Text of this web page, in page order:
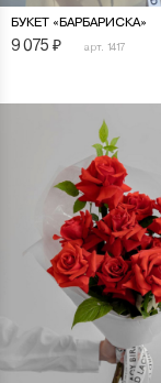
БУКЕТ «БАРБАРИСКА»
9 075 ₽ арт. 1417